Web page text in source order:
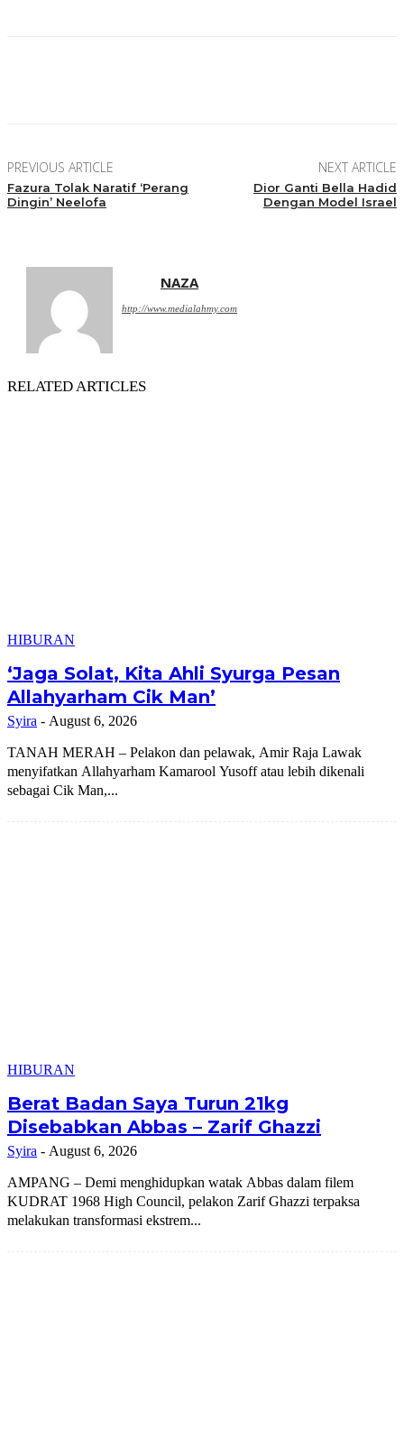
PREVIOUS ARTICLE
Fazura Tolak Naratif ‘Perang
Dingin’ Neelofa
NEXT ARTICLE
Dior Ganti Bella Hadid
Dengan Model Israel
NAZA
http://www.medialahmy.com
RELATED ARTICLES
HIBURAN
‘Jaga Solat, Kita Ahli Syurga Pesan
Allahyarham Cik Man’
Syira - August 6, 2026
TANAH MERAH – Pelakon dan pelawak, Amir Raja Lawak
menyifatkan Allahyarham Kamarool Yusoff atau lebih dikenali
sebagai Cik Man,...
HIBURAN
Berat Badan Saya Turun 21kg
Disebabkan Abbas – Zarif Ghazzi
Syira - August 6, 2026
AMPANG – Demi menghidupkan watak Abbas dalam filem
KUDRAT 1968 High Council, pelakon Zarif Ghazzi terpaksa
melakukan transformasi ekstrem...